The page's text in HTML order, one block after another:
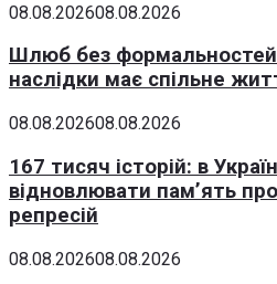
08.08.202608.08.2026
Шлюб без
наслідки має спільне
08.08.202608.08.2026
167 тисяч історій: в
відновлювати пам’ять
репресій
08.08.202608.08.2026